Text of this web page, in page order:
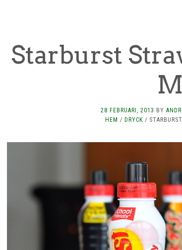
Starburst
28 FEBRUARI, 2013 BY
HEM / DRYCK /